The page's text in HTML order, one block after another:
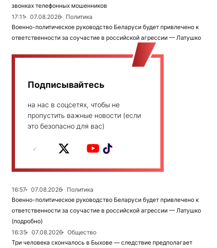
звонках телефонных мошенников
17:11
07.08.2026
Политика
Военно-политическое руководство Беларуси будет привлечено к
ответственности за соучастие в российской агрессии — Латушко
Подписывайтесь
на нас в соцсетях, чтобы не
пропустить важные новости (если
это безопасно для вас)
16:57 07.08.2026
Политика
Военно-политическое руководство Беларуси будет привлечено к
ответственности за соучастие в российской агрессии — Латушко
(подробно)
16:35
07.08.2026
Общество
Три человека скончалось в Быхове — следствие предполагает